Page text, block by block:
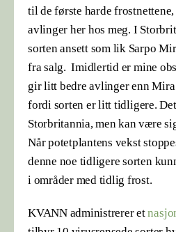
til de første harde
avlinger her hos meg. I
sorten ansett som lik Sarpo
fra salg. Imidlertid er mine
gir litt bedre avlinger enn
fordi sorten er litt tidligere.
Storbritannia, men kan være
Når potetplantens vekst
denne noe tidligere sorten
i områder med tidlig frost.
KVANN administrerer et